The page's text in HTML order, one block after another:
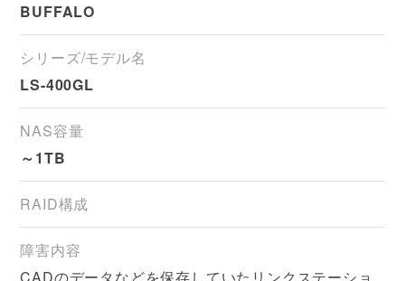
BUFFALO
シリーズ/モデル名
LS-400GL
NAS容量
～1TB
RAID構成
障害内容